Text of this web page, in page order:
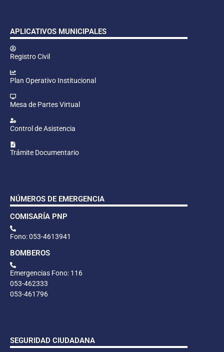
APLICATIVOS MUNICIPALES
Registro Civil
Plan Operativo Institucional
Mesa de Partes Virtual
Control de Asistencia
Trámite Documentario
NÚMEROS DE EMERGENCIA
COMISARÍA PNP
Fono: 053-4613941
BOMBEROS
Emergencias Fono: 116
053-462333
053-461796
SEGURIDAD CIUDADANA